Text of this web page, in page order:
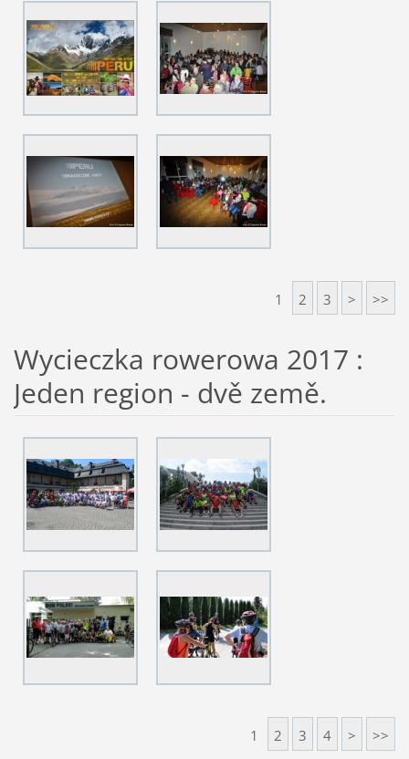
1 2 3 > >>
Wycieczka rowerowa 2017 :
Jeden region - dvě země.
1 2 3 4 > >>